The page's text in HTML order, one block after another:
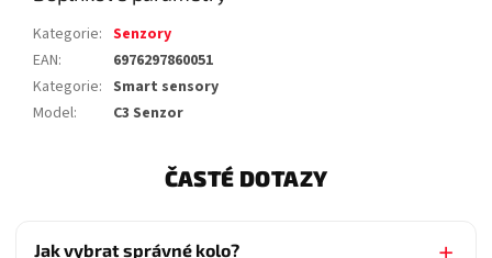
Kategorie: Senzory
EAN:
6976297860051
Kategorie: Smart sensory
Model: C3 Senzor
ČASTÉ DOTAZY
Jak vybrat správné kolo?